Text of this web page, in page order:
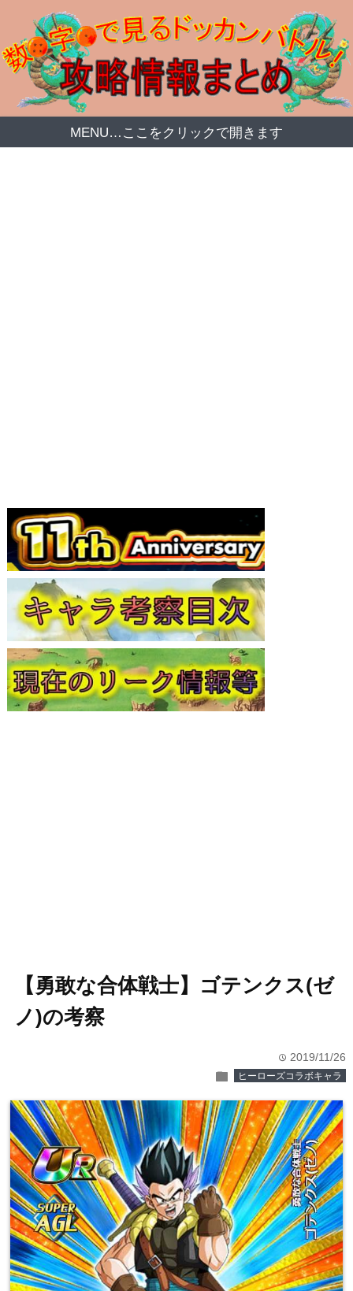
MENU…ここをクリックで開きます
【勇敢な合体戦士】ゴテンクス(ゼ
ノ)の考察
time 2019/11/26
folder ヒーローズコラボキャラ